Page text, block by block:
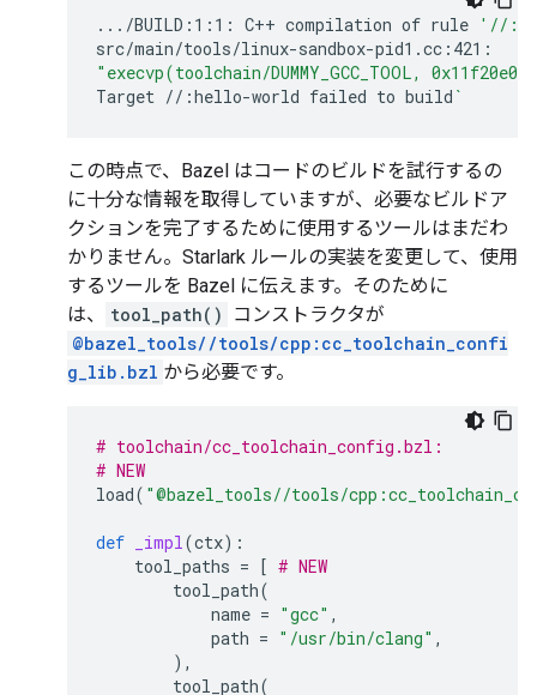
.../BUILD:1:1: C++ compilation of rule '//
"execvp(toolchain/DUMMY_GCC_TOOL,
Target //:hello-world failed to build `
この時点で、Bazel はコードのビルドを試行するの
に十分な情報を取得していますが、必要なビルドア
クションを完了するために使用するツールはまだわ
かりません。Starlark ルールの実装を変更して、使用
するツールを Bazel に伝えます。そのために
は、
tool_path()
コンストラクタが
@bazel_tools//tools/cpp:cc_toolchain_confi
g_lib.bzl から必要です。
# toolchain/cc_toolchain_config.bzl:
# NEW
load( "@bazel_tools//tools/
def _impl(ctx):
tool_paths = [ # NEW
tool_path(
name = "gcc" ,
path = "/usr/bin/clang" ,
),
tool_path(